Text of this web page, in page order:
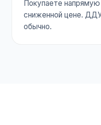
Покупаете
сниженной цене.
обычно.